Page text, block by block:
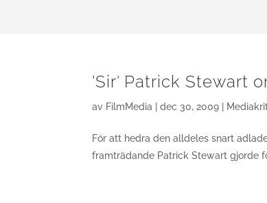
'Sir' Patrick Stewart
av FilmMedia |dec 30, 2009
För att hedra den alldeles snart
framträdande Patrick Stewart gjorde